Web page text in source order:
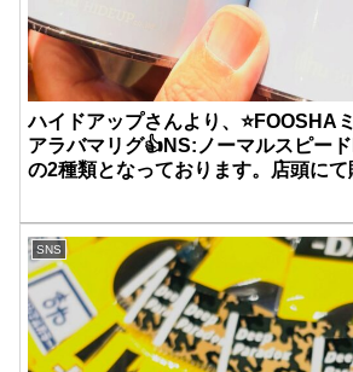
ハイドアップさんより、⭐️FOOSHA
アラバマリグ👍NS:ノーマルスピー
の2種類となっております。店頭にて
SNS